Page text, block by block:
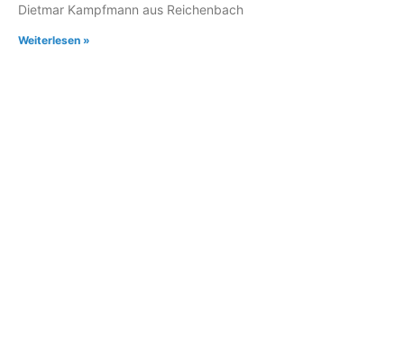
Dietmar Kampfmann aus Reichenbach
Weiterlesen »